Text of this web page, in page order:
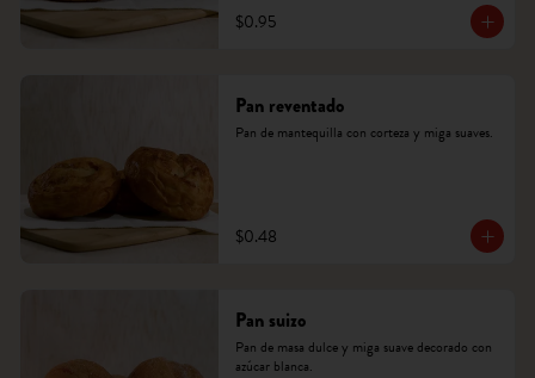
$0.95
Pan reventado
Pan de mantequilla con corteza y miga suaves.
$0.48
Pan suizo
Pan de masa dulce y miga suave decorado con
azúcar blanca.